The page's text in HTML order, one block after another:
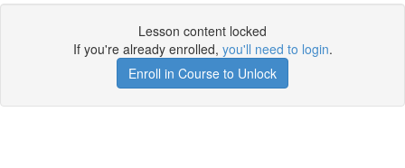
Lesson content locked
If you're already enrolled, you'll need to login.
Enroll in Course to Unlock